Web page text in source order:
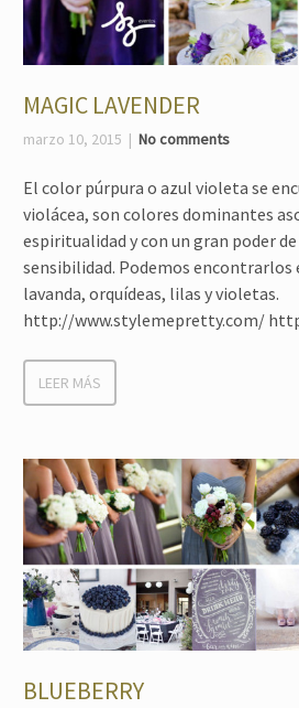
MAGIC LAVENDER
marzo 10, 2015 No comments
El color púrpura o azul violeta se
violácea, son colores dominantes
espiritualidad y con un gran poder
sensibilidad. Podemos encontrarlos
lavanda, orquídeas, lilas y violetas.
http://www.stylemepretty.com/
LEER MÁS
BLUEBERRY